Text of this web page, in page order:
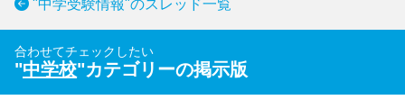
"中学受験情報"のスレッド一覧
合わせてチェックしたい
"中学校"カテゴリーの掲示版